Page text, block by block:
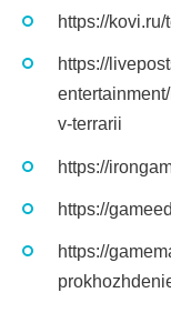
https://
https://
v-terrarii
https://
https://
https://